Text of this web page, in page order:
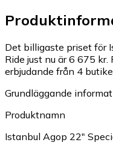
Det billigaste priset för
Ride just nu är 6 675 kr.
erbjudande från 4
Grundläggande
Produktnamn
Istanbul Agop 22″